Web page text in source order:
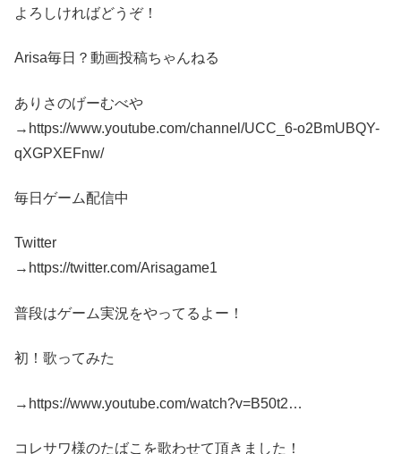
よろしければどうぞ！
Arisa毎日？動画投稿ちゃんねる
ありさのげーむべや
→https://www.youtube.com/channel/UCC_6-o2BmUBQY-
qXGPXEFnw/
毎日ゲーム配信中
Twitter
→https://twitter.com/Arisagame1
普段はゲーム実況をやってるよー！
初！歌ってみた
→https://www.youtube.com/watch?v=B50t2…
コレサワ様のたばこを歌わせて頂きました！